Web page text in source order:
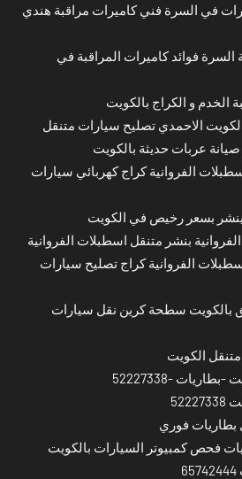
في السرة فني كاميرات مراقبة هندي
فوائد كاميرات المراقبة في
الخدم و الكراج بالكويت
الاحمدي تصليح سيارات متنقل
عربات حديثة بالكويت
الفروانية كراج كهربائي سيارات
بسعر رخيص في الكويت
بنشر متنقل اسطبلات الفروانية
الفروانية كراج تصليح سيارات
سطحة كرين نقل سيارات
الكويت
-52227338
بطاريات فوري
فحص كمبيوتر السيارات بالكويت